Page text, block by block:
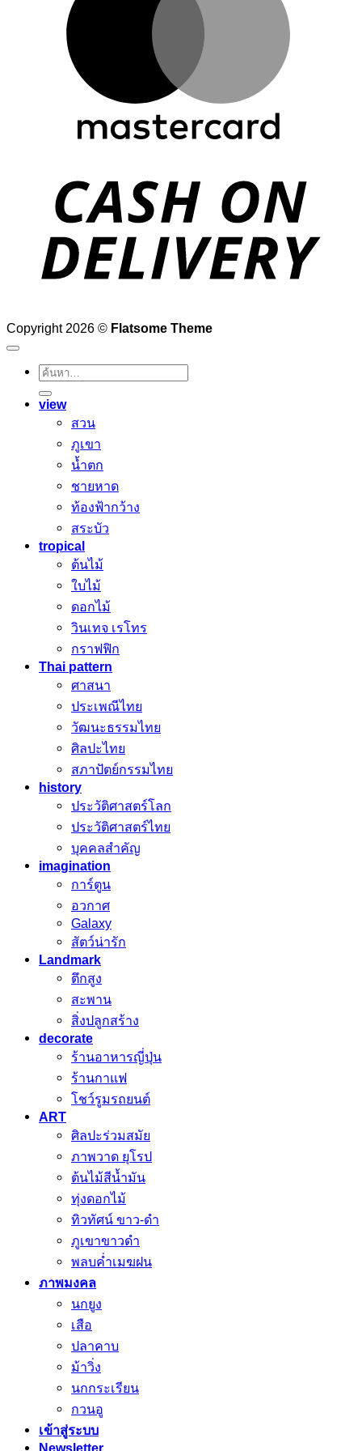
Copyright 2026 © Flatsome Theme
ค้นหา:
view
สวน
ภูเขา
น้ำตก
ชายหาด
ท้องฟ้ากว้าง
สระบัว
tropical
ต้นไม้
ใบไม้
ดอกไม้
วินเทจ เรโทร
กราฟฟิก
Thai pattern
ศาสนา
ประเพณีไทย
วัฒนะธรรมไทย
ศิลปะไทย
สภาปัตย์กรรมไทย
history
ประวัติศาสตร์โลก
ประวัติศาสตร์ไทย
บุคคลสำคัญ
imagination
การ์ตูน
อวกาศ
Galaxy
สัตว์น่ารัก
Landmark
ตึกสูง
สะพาน
สิ่งปลูกสร้าง
decorate
ร้านอาหารญี่ปุ่น
ร้านกาแฟ
โชว์รูมรถยนต์
ART
ศิลปะร่วมสมัย
ภาพวาด ยุโรป
ต้นไม้สีน้ำมัน
ทุ่งดอกไม้
ทิวทัศน์ ขาว-ดำ
ภูเขาขาวดำ
พลบค่ำเมฆฝน
ภาพมงคล
นกยูง
เสือ
ปลาคาบ
ม้าวิ่ง
นกกระเรียน
กวนอู
เข้าสู่ระบบ
Newsletter